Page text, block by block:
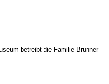
betreibt die Familie Brunner